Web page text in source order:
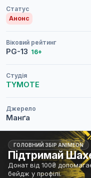
Статус
Анонс
Віковий рейтинг
PG-13 16+
Студія
TYMOTE
Джерело
Манґа
ГОЛОВНИЙ ЗБІР ANIMEON
Підтримай
Донат від 100₴
бейдж у профілі.